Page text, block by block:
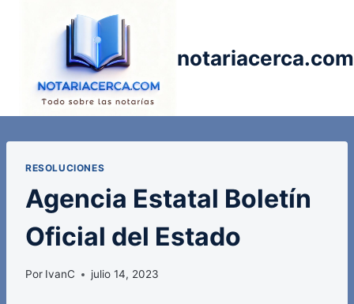
notariacerca.com
RESOLUCIONES
Agencia Estatal Boletín
Oficial del Estado
Por IvanC julio 14, 2023